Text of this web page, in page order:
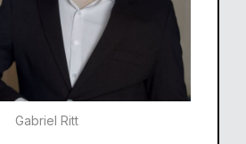
Gabriel Ritt